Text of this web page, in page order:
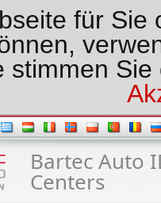
für
stimmen
Bartec Auto
Centers